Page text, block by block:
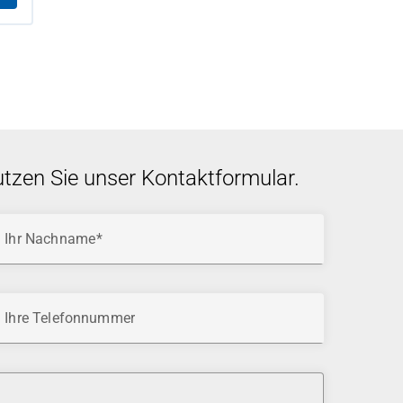
Sie unser Kontaktformular.
Ihr Nachname
Ihre Telefonnummer